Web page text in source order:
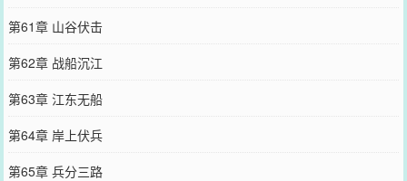
第61章 山谷伏击
第62章 战船沉江
第63章 江东无船
第64章 岸上伏兵
第65章 兵分三路